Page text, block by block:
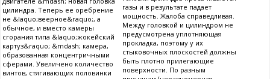
цилиндра. Теперь ее оребрение
не &laquo;веерное&raquo;, а
обычное, и вместо камеры
сгорания типа &laquo;жокейский
картуз&raquo; &mdash; камера,
образованная концентричными
сферами. Увеличено количество
винтов, стягивающих половинки
газы и в результате падает
мощность. Жалоба справедливая.
Между головкой и цилиндром не
предусмотрена уплотняющая
прокладка, поэтому у их
стыковочных плоскостей должны
быть плотно прилегающие
поверхности. По разным